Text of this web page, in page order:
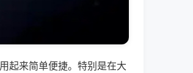
起来简单便捷。特别是在大